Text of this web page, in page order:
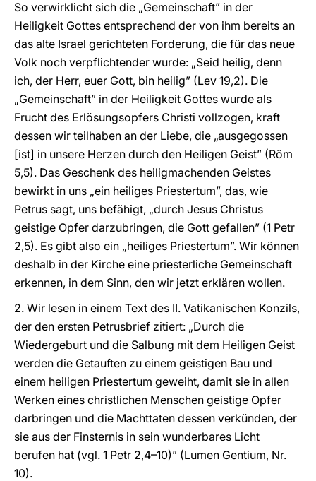
So verwirklicht sich die „Gemeinschaft” in der
Heiligkeit Gottes entsprechend der von ihm bereits an
das alte Israel gerichteten Forderung, die für das neue
Volk noch verpflichtender wurde: „Seid heilig, denn
ich, der Herr, euer Gott, bin heilig” (Lev 19,2). Die
„Gemeinschaft” in der Heiligkeit Gottes wurde als
Frucht des Erlösungsopfers Christi vollzogen, kraft
dessen wir teilhaben an der Liebe, die „ausgegossen
[ist] in unsere Herzen durch den Heiligen Geist” (Röm
5,5). Das Geschenk des heiligmachenden Geistes
bewirkt in uns „ein heiliges Priestertum”, das, wie
Petrus sagt, uns befähigt, „durch Jesus Christus
geistige Opfer darzubringen, die Gott gefallen” (1 Petr
2,5). Es gibt also ein „heiliges Priestertum”. Wir können
deshalb in der Kirche eine priesterliche Gemeinschaft
erkennen, in dem Sinn, den wir jetzt erklären wollen.
2. Wir lesen in einem Text des II. Vatikanischen Konzils,
der den ersten Petrusbrief zitiert: „Durch die
Wiedergeburt und die Salbung mit dem Heiligen Geist
werden die Getauften zu einem geistigen Bau und
einem heiligen Priestertum geweiht, damit sie in allen
Werken eines christlichen Menschen geistige Opfer
darbringen und die Machttaten dessen verkünden, der
sie aus der Finsternis in sein wunderbares Licht
berufen hat (vgl. 1 Petr 2,4–10)” (Lumen Gentium, Nr.
10).